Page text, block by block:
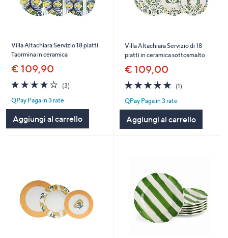
Villa Altachiara Servizio 18 piatti
Taormina in ceramica
€ 109,90
3.7
of
5
Stars
(3)
QPay Paga in 3 rate
Aggiungi al carrello
Villa Altachiara Servizio di 18
piatti in ceramica sottosmalto
€ 109,00
5.0
of
5
Stars
(1)
QPay Paga in 3 rate
Aggiungi al carrello